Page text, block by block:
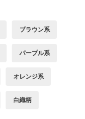
ブラウン系
パープル系
オレンジ系
白織柄